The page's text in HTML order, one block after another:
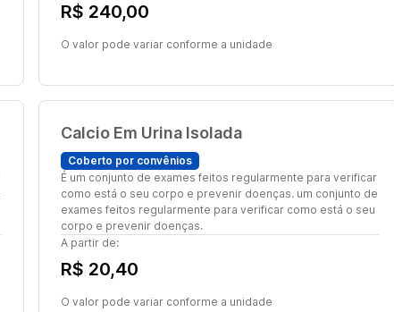
R$ 240,00
O valor pode variar conforme a unidade
Calcio Em Urina Isolada
Coberto por convênios
É um conjunto de exames feitos regularmente para verificar
como está o seu corpo e prevenir doenças. um conjunto de
exames feitos regularmente para verificar como está o seu
corpo e prevenir doenças.
A partir de:
R$ 20,40
O valor pode variar conforme a unidade